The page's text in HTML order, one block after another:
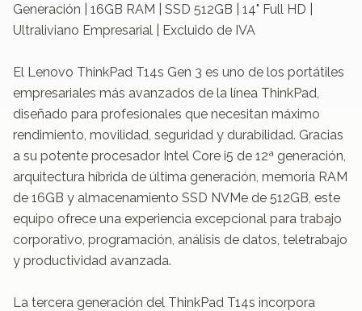
Generación | 16GB RAM | SSD 512GB | 14" Full HD |
Ultraliviano Empresarial | Excluido de IVA
El Lenovo ThinkPad T14s Gen 3 es uno de los portátiles
empresariales más avanzados de la línea ThinkPad,
diseñado para profesionales que necesitan máximo
rendimiento, movilidad, seguridad y durabilidad. Gracias
a su potente procesador Intel Core i5 de 12ª generación,
arquitectura híbrida de última generación, memoria RAM
de 16GB y almacenamiento SSD NVMe de 512GB, este
equipo ofrece una experiencia excepcional para trabajo
corporativo, programación, análisis de datos, teletrabajo
y productividad avanzada.
La tercera generación del ThinkPad T14s incorpora